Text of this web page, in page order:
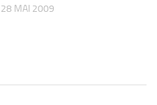
28 MAI 2009